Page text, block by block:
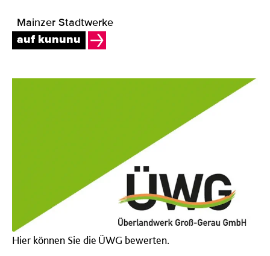
Mainzer Stadtwerke
auf kununu
Hier können Sie die ÜWG bewerten.